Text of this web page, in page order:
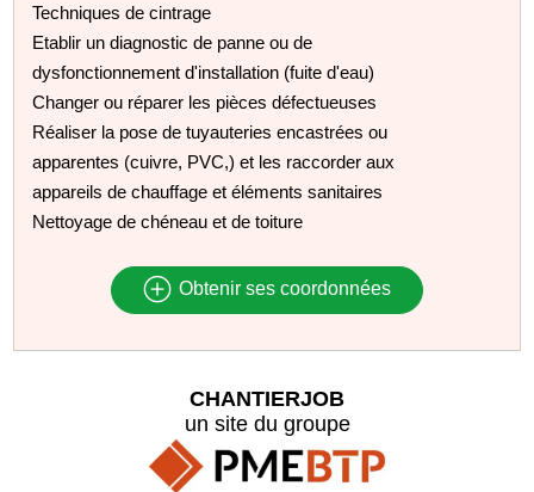
Techniques de cintrage
Etablir un diagnostic de panne ou de
dysfonctionnement d'installation (fuite d'eau)
Changer ou réparer les pièces défectueuses
Réaliser la pose de tuyauteries encastrées ou
apparentes (cuivre, PVC,) et les raccorder aux
appareils de chauffage et éléments sanitaires
Nettoyage de chéneau et de toiture
Obtenir ses coordonnées
CHANTIERJOB
un site du groupe